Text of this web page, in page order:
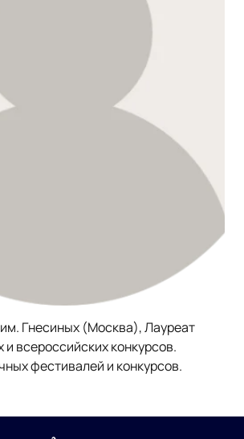
Гнесиных (Москва), Лауреат
всероссийских конкурсов.
фестивалей и конкурсов.